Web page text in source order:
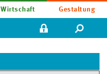
Wirtschaft Gestaltung